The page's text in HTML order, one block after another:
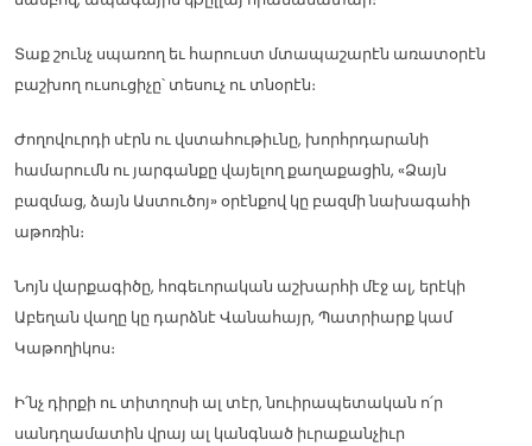
Տաք շունչ սպառող եւ հարուստ մտապաշարէն առատօրէն
բաշխող ուսուցիչը՝ տեսուչ ու տնօրէն։
Ժողովուրդի սէրն ու վստահութիւնը, խորհրդարանի
համարումն ու յարգանքը վայելող քաղաքացին, «Ձայն
բազմաց, ձայն Աստուծոյ» օրէնքով կը բազմի նախագահի
աթոռին։
Նոյն վարքագիծը, հոգեւորական աշխարհի մէջ ալ, երէկի
Աբեղան վաղը կը դարձնէ Վանահայր, Պատրիարք կամ
Կաթողիկոս։
Ի՛նչ դիրքի ու տիտղոսի ալ տէր, նուիրապետական ո՛ր
սանդղամատին վրայ ալ կանգնած իւրաքանչիւր